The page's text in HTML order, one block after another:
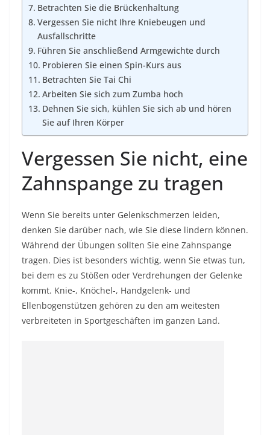
Betrachten Sie die Brückenhaltung
Vergessen Sie nicht Ihre Kniebeugen und
Ausfallschritte
Führen Sie anschließend Armgewichte durch
Probieren Sie einen Spin-Kurs aus
Betrachten Sie Tai Chi
Arbeiten Sie sich zum Zumba hoch
Dehnen Sie sich, kühlen Sie sich ab und hören
Sie auf Ihren Körper
Vergessen Sie nicht, eine
Zahnspange zu tragen
Wenn Sie bereits unter Gelenkschmerzen leiden,
denken Sie darüber nach, wie Sie diese lindern können.
Während der Übungen sollten Sie eine Zahnspange
tragen. Dies ist besonders wichtig, wenn Sie etwas tun,
bei dem es zu Stößen oder Verdrehungen der Gelenke
kommt. Knie-, Knöchel-, Handgelenk- und
Ellenbogenstützen gehören zu den am weitesten
verbreiteten in Sportgeschäften im ganzen Land.